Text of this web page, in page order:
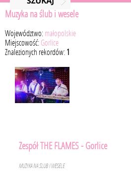
Muzyka na ślub i wesele
Województwo: małopolskie
Miejscowość: Gorlice
Znalezionych rekordów: 1
Zespół THE FLAMES - Gorlice
MUZYKA NA ŚLUB I WESELE